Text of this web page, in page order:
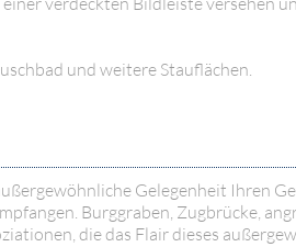
und weitere Stauflächen.
Gelegenheit Ihren
Burggraben, Zugbrücke,
die das Flair dieses